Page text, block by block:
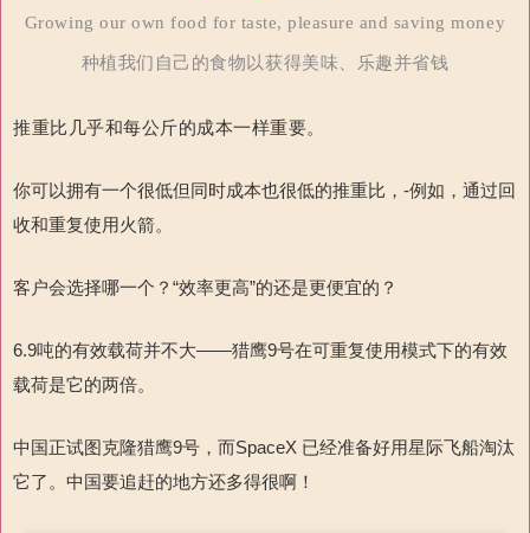
Growing our own food for taste, pleasure and saving money
种植我们自己的食物以获得美味、乐趣并省钱
推重比几乎和每公斤的成本一样重要。
你可以拥有一个很低但同时成本也很低的推重比，-例如，通过回
收和重复使用火箭。
客户会选择哪一个？“效率更高”的还是更便宜的？
6.9吨的有效载荷并不大——猎鹰9号在可重复使用模式下的有效
载荷是它的两倍。
中国正试图克隆猎鹰9号，而SpaceX 已经准备好用星际飞船淘汰
它了。中国要追赶的地方还多得很啊！